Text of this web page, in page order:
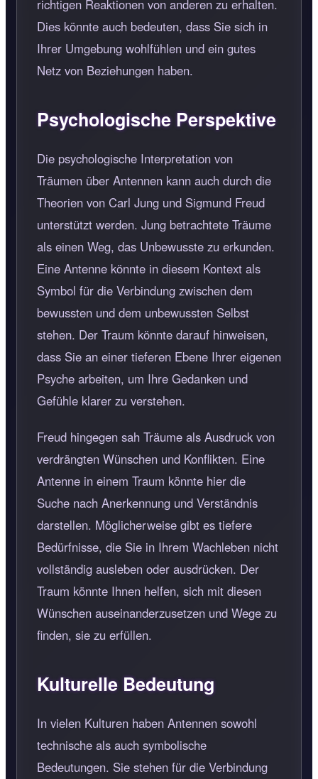
richtigen Reaktionen von anderen zu erhalten.
Dies könnte auch bedeuten, dass Sie sich in
Ihrer Umgebung wohlfühlen und ein gutes
Netz von Beziehungen haben.
Psychologische Perspektive
Die psychologische Interpretation von
Träumen über Antennen kann auch durch die
Theorien von Carl Jung und Sigmund Freud
unterstützt werden. Jung betrachtete Träume
als einen Weg, das Unbewusste zu erkunden.
Eine Antenne könnte in diesem Kontext als
Symbol für die Verbindung zwischen dem
bewussten und dem unbewussten Selbst
stehen. Der Traum könnte darauf hinweisen,
dass Sie an einer tieferen Ebene Ihrer eigenen
Psyche arbeiten, um Ihre Gedanken und
Gefühle klarer zu verstehen.
Freud hingegen sah Träume als Ausdruck von
verdrängten Wünschen und Konflikten. Eine
Antenne in einem Traum könnte hier die
Suche nach Anerkennung und Verständnis
darstellen. Möglicherweise gibt es tiefere
Bedürfnisse, die Sie in Ihrem Wachleben nicht
vollständig ausleben oder ausdrücken. Der
Traum könnte Ihnen helfen, sich mit diesen
Wünschen auseinanderzusetzen und Wege zu
finden, sie zu erfüllen.
Kulturelle Bedeutung
In vielen Kulturen haben Antennen sowohl
technische als auch symbolische
Bedeutungen. Sie stehen für die Verbindung